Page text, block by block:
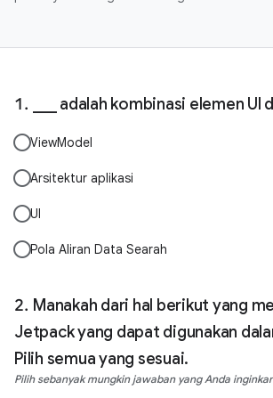
___ adalah kombinasi elemen UI
ViewModel
Arsitektur aplikasi
UI
Pola Aliran Data Searah
Manakah dari hal berikut yang
Jetpack yang dapat digunakan
Pilih semua yang sesuai.
Pilih sebanyak mungkin jawaban yang Anda